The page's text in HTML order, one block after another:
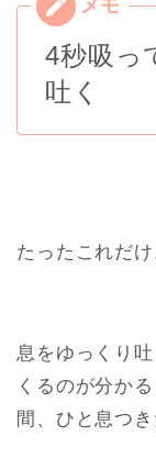
4秒吸
吐く
たったこれだけ
息をゆっくり
くるのが分かる
間、ひと息つ